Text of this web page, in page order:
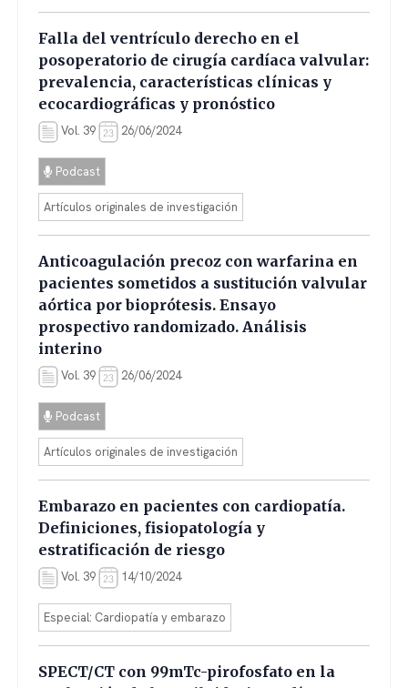
Falla del ventrículo derecho en el
posoperatorio de cirugía cardíaca valvular:
prevalencia, características clínicas y
ecocardiográficas y pronóstico
Vol. 39 26/06/2024
Podcast
Artículos originales de investigación
Anticoagulación precoz con warfarina en
pacientes sometidos a sustitución valvular
aórtica por bioprótesis. Ensayo
prospectivo randomizado. Análisis
interino
Vol. 39 26/06/2024
Podcast
Artículos originales de investigación
Embarazo en pacientes con cardiopatía.
Definiciones, fisiopatología y
estratificación de riesgo
Vol. 39 14/10/2024
Especial: Cardiopatía y embarazo
SPECT/CT con 99mTc-pirofosfato en la